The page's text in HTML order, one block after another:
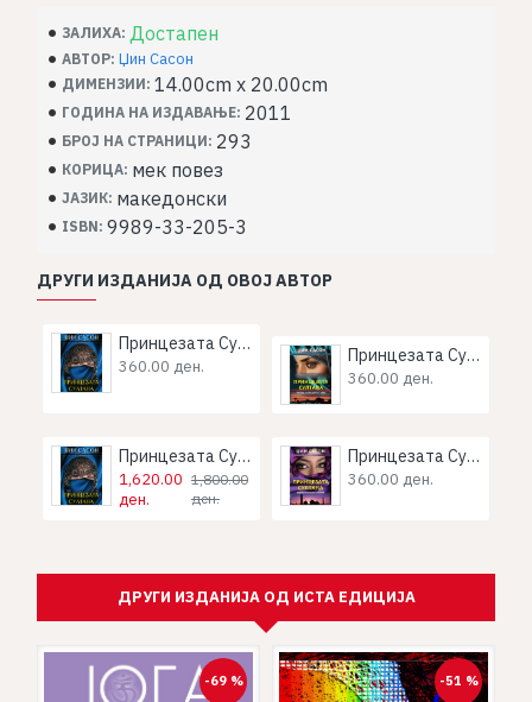
ЗАЛИХА: Достапен
АВТОР: Џин Сасон
ДИМЕНЗИИ: 14.00cm x 20.00cm
ГОДИНА НА ИЗДАВАЊЕ: 2011
БРОЈ НА СТРАНИЦИ: 293
КОРИЦА: мек повез
ЈАЗИК: македонски
ISBN: 9989-33-205-3
ДРУГИ ИЗДАНИЈА ОД ОВОЈ АВТОР
Принцезата Султана
360.00 ден.
Принцезата Султана: Чувај ја мојата тајна
360.00 ден.
Принцезата Султана - Комплет од 5 книги
1,620.00
ден.
1,800.00
ден.
Принцезата Султана: Неисплачени солзи
360.00 ден.
ДРУГИ ИЗДАНИЈА ОД ИСТА ЕДИЦИЈА
-69 % -51 %